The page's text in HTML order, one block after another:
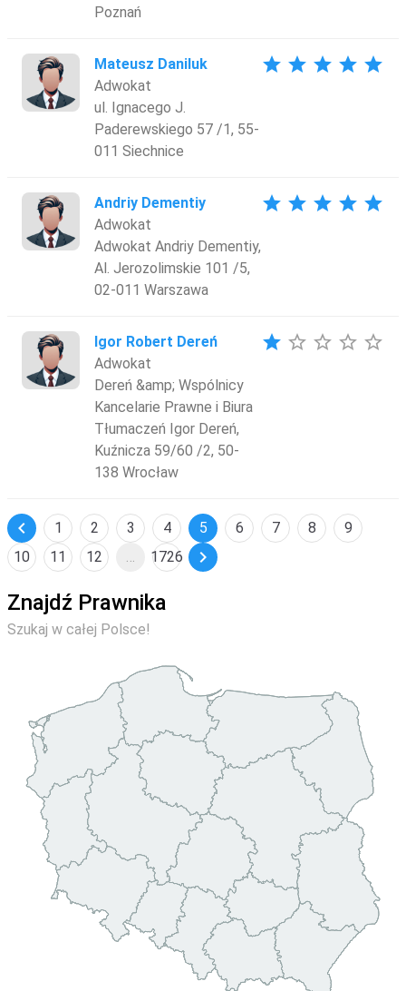
Poznań
Mateusz Daniluk
Adwokat
ul. Ignacego J.
Paderewskiego 57 /1, 55-
011 Siechnice
star star star star star
Andriy Dementiy
Adwokat
Adwokat Andriy Dementiy,
Al. Jerozolimskie 101 /5,
02-011 Warszawa
star star star star star
Igor Robert Dereń
Adwokat
Dereń &amp; Wspólnicy
Kancelarie Prawne i Biura
Tłumaczeń Igor Dereń,
Kuźnicza 59/60 /2, 50-
138 Wrocław
star star_border star_border star_border star_border
chevron_left 1 2 3 4 5 6 7 8
9
10
11 12 1726 chevron_right
Znajdź Prawnika
Szukaj w całej Polsce!